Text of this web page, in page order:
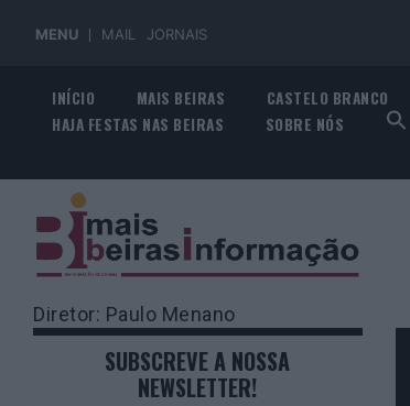
MENU MAIL JORNAIS
content
INÍCIO MAIS BEIRAS CASTELO BRANCO
HAJA FESTAS NAS BEIRAS
SOBRE NÓS
Diretor: Paulo Menano
SUBSCREVE A NOSSA
NEWSLETTER!